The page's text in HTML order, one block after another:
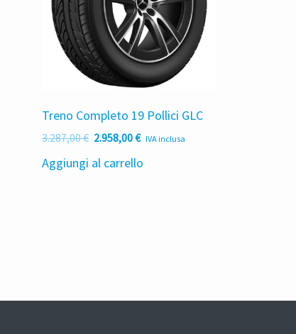
Treno Completo 19 Pollici GLC
3.287,00€ Il
originale
2.958,00€ Il
attuale
IVA inclusa
Aggiungi al carrello